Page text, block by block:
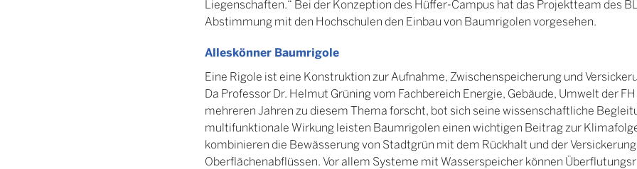
Liegenschaften.“ Bei der Konzeption des Hüffer-Campus hat das Projektteam des
Abstimmung mit den Hochschulen den Einbau von Baumrigolen vorgesehen.
Alleskönner Baumrigole
Eine Rigole ist eine Konstruktion zur Aufnahme, Zwischenspeicherung und
Da Professor Dr. Helmut Grüning vom Fachbereich Energie, Gebäude, Umwelt der
mehreren Jahren zu diesem Thema forscht, bot sich seine wissenschaftliche
multifunktionale Wirkung leisten Baumrigolen einen wichtigen Beitrag zur
kombinieren die Bewässerung von Stadtgrün mit dem Rückhalt und der
Oberflächenabflüssen. Vor allem Systeme mit Wasserspeicher können